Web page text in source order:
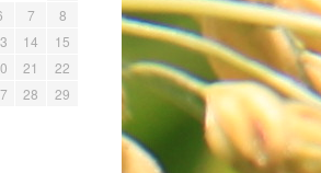
7
8
14
15
21
22
28
29